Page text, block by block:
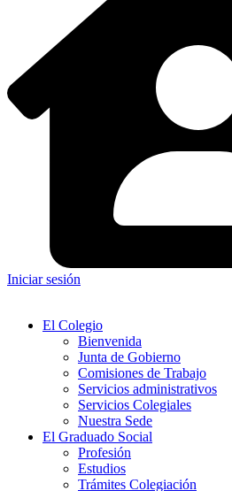
Iniciar sesión
El Colegio
Bienvenida
Junta de Gobierno
Comisiones de Trabajo
Servicios administrativos
Servicios Colegiales
Nuestra Sede
El Graduado Social
Profesión
Estudios
Trámites Colegiación